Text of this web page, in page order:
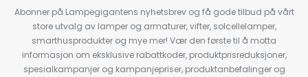
Abonner på Lampegigantens nyhetsbrev og få gode tilbud på vårt
store utvalg av lamper og armaturer, vifter, solcellelamper,
smarthusprodukter og mye mer! Vær den første til å motta
informasjon om eksklusive rabattkoder, produktprisreduksjoner,
spesialkampanjer og kampanjepriser, produktanbefalinger og